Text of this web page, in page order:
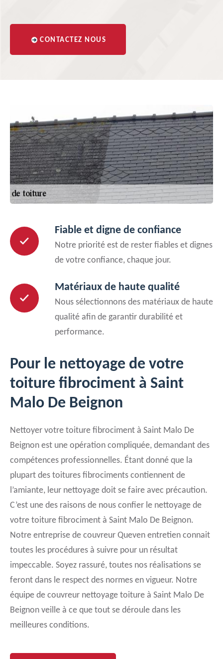
CONTACTEZ NOUS
Fiable et digne de confiance
Notre priorité est de rester fiables et dignes
de votre confiance, chaque jour.
Matériaux de haute qualité
Nous sélectionnons des matériaux de haute
qualité afin de garantir durabilité et
performance.
Pour le nettoyage de votre
toiture fibrociment à Saint
Malo De Beignon
Nettoyer votre toiture fibrociment à Saint Malo De
Beignon est une opération compliquée, demandant des
compétences professionnelles. Étant donné que la
plupart des toitures fibrociments contiennent de
l’amiante, leur nettoyage doit se faire avec précaution.
C’est une des raisons de nous confier le nettoyage de
votre toiture fibrociment à Saint Malo De Beignon.
Notre entreprise de couvreur Queven entretien connait
toutes les procédures à suivre pour un résultat
impeccable. Soyez rassuré, toutes nos réalisations se
feront dans le respect des normes en vigueur. Notre
équipe de couvreur nettoyage toiture à Saint Malo De
Beignon veille à ce que tout se déroule dans les
meilleures conditions.